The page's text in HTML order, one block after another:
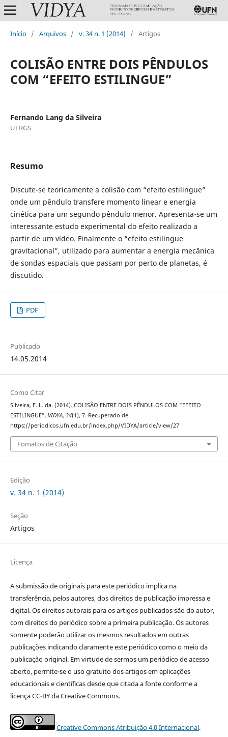
Início / Arquivos / v. 34 n. 1 (2014) / Artigos
COLISÃO ENTRE DOIS PÊNDULOS
COM “EFEITO ESTILINGUE”
Fernando Lang da Silveira
UFRGS
Resumo
Discute-se teoricamente a colisão com “efeito estilingue”
onde um pêndulo transfere momento linear e energia
cinética para um segundo pêndulo menor. Apresenta-se um
interessante estudo experimental do efeito realizado a
partir de um vídeo. Finalmente o “efeito estilingue
gravitacional”, utilizado para aumentar a energia mecânica
de sondas espaciais que passam por perto de planetas, é
discutido.
PDF
Publicado
14.05.2014
Como Citar
Silveira, F. L. da. (2014). COLISÃO ENTRE DOIS PÊNDULOS COM “EFEITO
ESTILINGUE”. VIDYA, 34(1), 7. Recuperado de
https://periodicos.ufn.edu.br/index.php/VIDYA/article/view/27
Fomatos de Citação
Edição
v. 34 n. 1 (2014)
Seção
Artigos
Licença
A submissão de originais para este periódico implica na
transferência, pelos autores, dos direitos de publicação impressa e
digital. Os direitos autorais para os artigos publicados são do autor,
com direitos do periódico sobre a primeira publicação. Os autores
somente poderão utilizar os mesmos resultados em outras
publicações indicando claramente este periódico como o meio da
publicação original. Em virtude de sermos um periódico de acesso
aberto, permite-se o uso gratuito dos artigos em aplicações
educacionais e científicas desde que citada a fonte conforme a
licença CC-BY da Creative Commons.
Creative Commons Atribuição 4.0 Internacional.